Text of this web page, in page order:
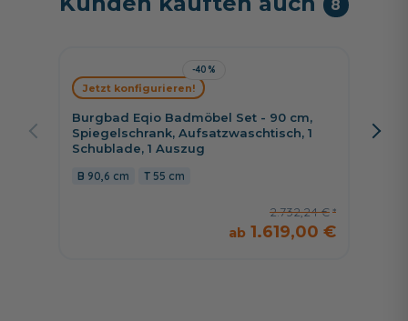
8
-40%
Burgbad Eqio Badmöbel Set - 90 cm,
Spiegelschrank, Aufsatzwaschtisch, 1
Schublade, 1 Auszug
90,6 cm 55 cm
2.732,24 €
1.619,00 €
Jetzt konfigurieren!
cm,